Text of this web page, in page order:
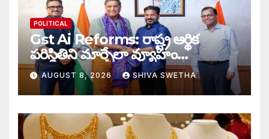
POLITICAL
Gst Ai Reforms: రాష్ట్ర ఆర్థిక
పరిస్థితిని మార్చేలా వ్యూహం…
AUGUST 8, 2026 SHIVA SWETHA